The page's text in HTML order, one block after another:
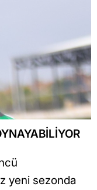
yeni sezonda